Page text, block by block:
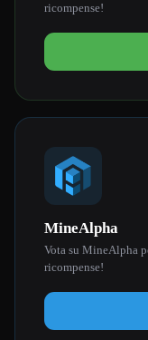
ricompense!
MineAlpha
Vota su MineAlpha
ricompense!